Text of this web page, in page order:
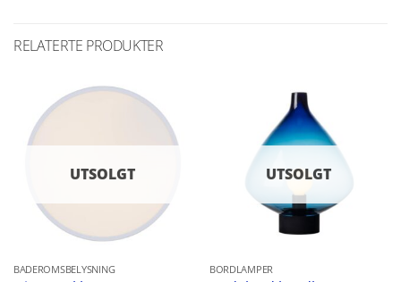
RELATERTE PRODUKTER
UTSOLGT
BADEROMSBELYSNING
UTSOLGT
BORDLAMPER